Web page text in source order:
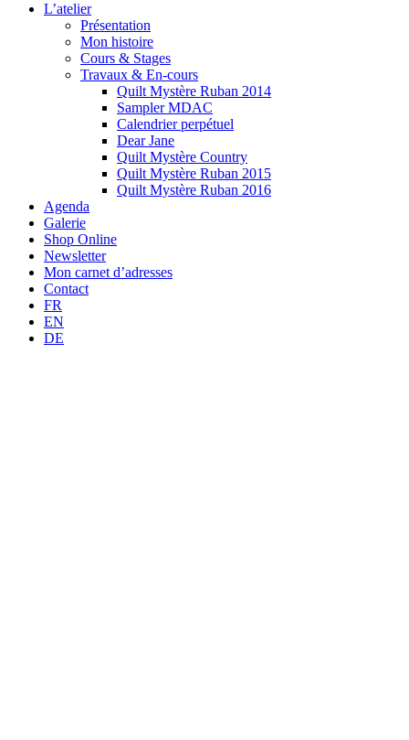
L’atelier
Présentation
Mon histoire
Cours & Stages
Travaux & En-cours
Quilt Mystère Ruban 2014
Sampler MDAC
Calendrier perpétuel
Dear Jane
Quilt Mystère Country
Quilt Mystère Ruban 2015
Quilt Mystère Ruban 2016
Agenda
Galerie
Shop Online
Newsletter
Mon carnet d’adresses
Contact
FR
EN
DE